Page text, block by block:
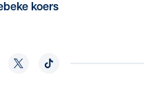
koers